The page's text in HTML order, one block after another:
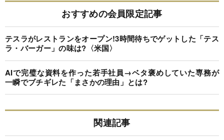
おすすめの会員限定記事
テスラがレストランをオープン!3時間待ちでゲットした「テス
ラ・バーガー」の味は?〈米国〉
AIで完璧な資料を作った若手社員→ベタ褒めしていた専務が
一瞬でブチギレた「まさかの理由」とは?
関連記事